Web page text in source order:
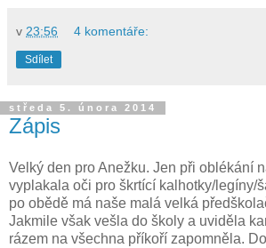
v 23:56 4 komentáře:
Sdílet
středa 5. února 2014
Zápis
Velký den pro Anežku. Jen při oblékání
vyplakala oči pro škrtící kalhotky/legíny/
po obědě má naše malá velká
Jakmile však vešla do školy a uviděla
rázem na všechna příkoří zapomněla.